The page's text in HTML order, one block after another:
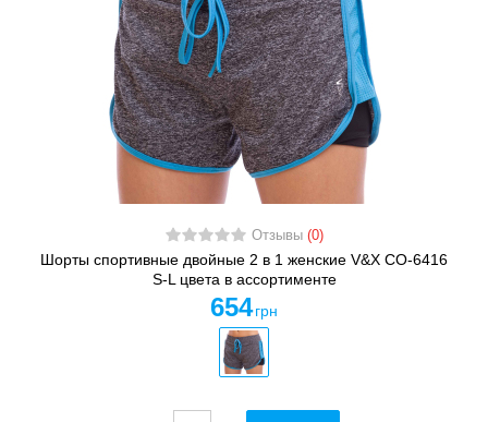
Отзывы (0)
Шорты спортивные двойные 2 в 1 женские V&X CO-6416
S-L цвета в ассортименте
654 грн